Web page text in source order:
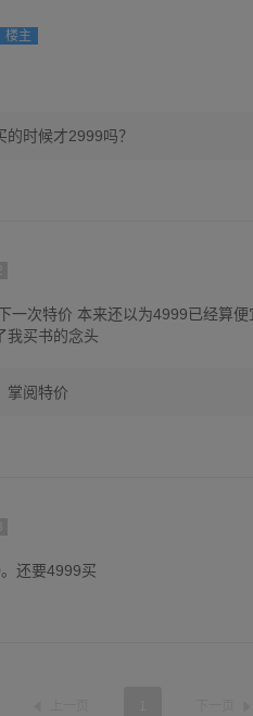
楼主
的时候才2999吗？
一次特价 本来还以为4999已经算
我买书的念头
掌阅特价
还要4999买